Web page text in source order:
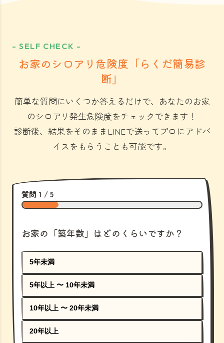
- SELF CHECK -
お家のシロアリ危険度「らくだ簡易診
断」
簡単な質問にいくつか答えるだけで、あなたのお家
のシロアリ発生危険度をチェックできます！
診断後、結果をそのままLINEで送ってプロにアドバ
イスをもらうことも可能です。
質問 1 / 5
お家の「築年数」はどのくらいですか？
5年未満
5年以上 〜 10年未満
10年以上 〜 20年未満
20年以上